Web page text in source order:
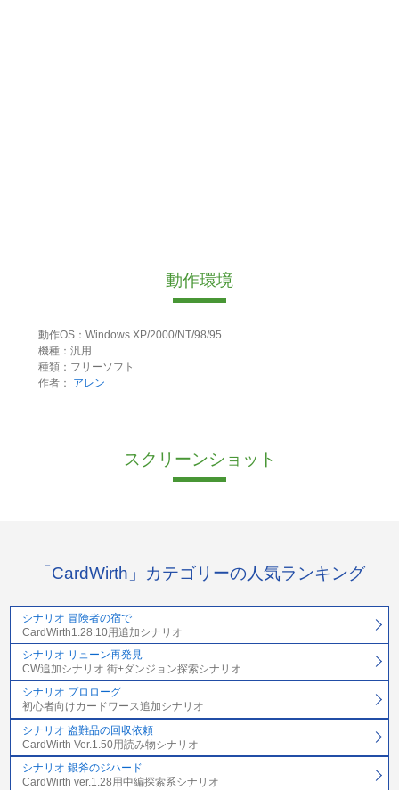
動作環境
動作OS：Windows XP/2000/NT/98/95
機種：汎用
種類：フリーソフト
作者：
アレン
スクリーンショット
「CardWirth」カテゴリーの人気ランキング
シナリオ 冒険者の宿で
CardWirth1.28.10用追加シナリオ
シナリオ リューン再発見
CW追加シナリオ 街+ダンジョン探索シナリオ
シナリオ プロローグ
初心者向けカードワース追加シナリオ
シナリオ 盗難品の回収依頼
CardWirth Ver.1.50用読み物シナリオ
シナリオ 銀斧のジハード
CardWirth ver.1.28用中編探索系シナリオ